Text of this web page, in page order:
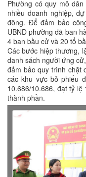
Phường có quy mô
nhiều doanh nghiệp,
đông. Để đảm bảo
UBND phường đã ban
4 ban bầu cử và 20 tổ
Các bước hiệp thương,
danh sách người ứng
đảm bảo quy trình chặt
các khu vực bỏ phiếu
10.686/10.686, đạt tỷ
thành phần.